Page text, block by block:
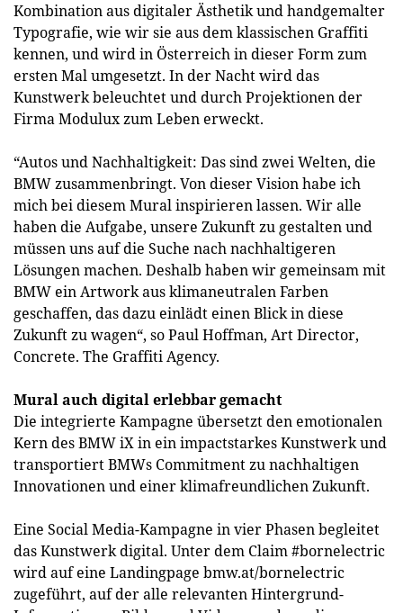
Kombination aus digitaler Ästhetik und handgemalter
Typografie, wie wir sie aus dem klassischen Graffiti
kennen, und wird in Österreich in dieser Form zum
ersten Mal umgesetzt. In der Nacht wird das
Kunstwerk beleuchtet und durch Projektionen der
Firma Modulux zum Leben erweckt.
“Autos und Nachhaltigkeit: Das sind zwei Welten, die
BMW zusammenbringt. Von dieser Vision habe ich
mich bei diesem Mural inspirieren lassen. Wir alle
haben die Aufgabe, unsere Zukunft zu gestalten und
müssen uns auf die Suche nach nachhaltigeren
Lösungen machen. Deshalb haben wir gemeinsam mit
BMW ein Artwork aus klimaneutralen Farben
geschaffen, das dazu einlädt einen Blick in diese
Zukunft zu wagen“, so Paul Hoffman, Art Director,
Concrete. The Graffiti Agency.
Mural auch digital erlebbar gemacht
Die integrierte Kampagne übersetzt den emotionalen
Kern des BMW iX in ein impactstarkes Kunstwerk und
transportiert BMWs Commitment zu nachhaltigen
Innovationen und einer klimafreundlichen Zukunft.
Eine Social Media-Kampagne in vier Phasen begleitet
das Kunstwerk digital. Unter dem Claim #bornelectric
wird auf eine Landingpage bmw.at/bornelectric
zugeführt, auf der alle relevanten Hintergrund-